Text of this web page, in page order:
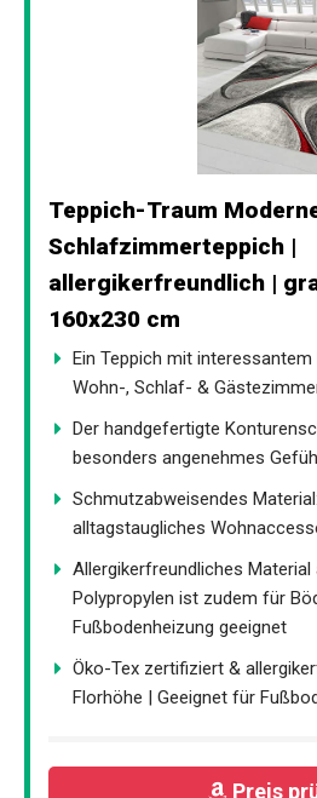
Teppich-Traum
Schlafzimmerteppich |
allergikerfreundlich |
160x230 cm
Ein Teppich mit
Wohn-, Schlaf- &
Der handgefertigte
besonders angenehmes
Schmutzabweisendes
alltagstaugliches
Allergikerfreundliches Material
Polypropylen ist zudem für
Fußbodenheizung geeignet
Öko-Tex zertifiziert &
Florhöhe | Geeignet für
Preis